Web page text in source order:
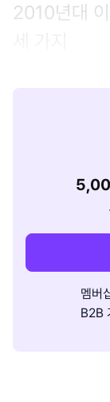
2010년대
멤버
B2B